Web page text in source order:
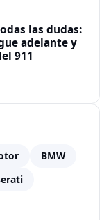
las dudas:
adelante y
911
BMW